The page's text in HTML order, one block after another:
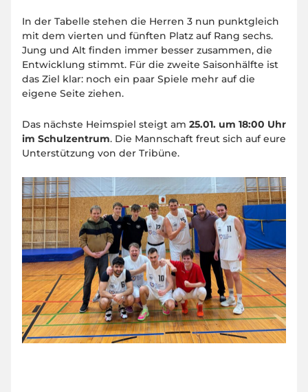
In der Tabelle stehen die Herren 3 nun punktgleich
mit dem vierten und fünften Platz auf Rang sechs.
Jung und Alt finden immer besser zusammen, die
Entwicklung stimmt. Für die zweite Saisonhälfte ist
das Ziel klar: noch ein paar Spiele mehr auf die
eigene Seite ziehen.
Das nächste Heimspiel steigt am 25.01. um 18:00 Uhr
im Schulzentrum. Die Mannschaft freut sich auf eure
Unterstützung von der Tribüne.